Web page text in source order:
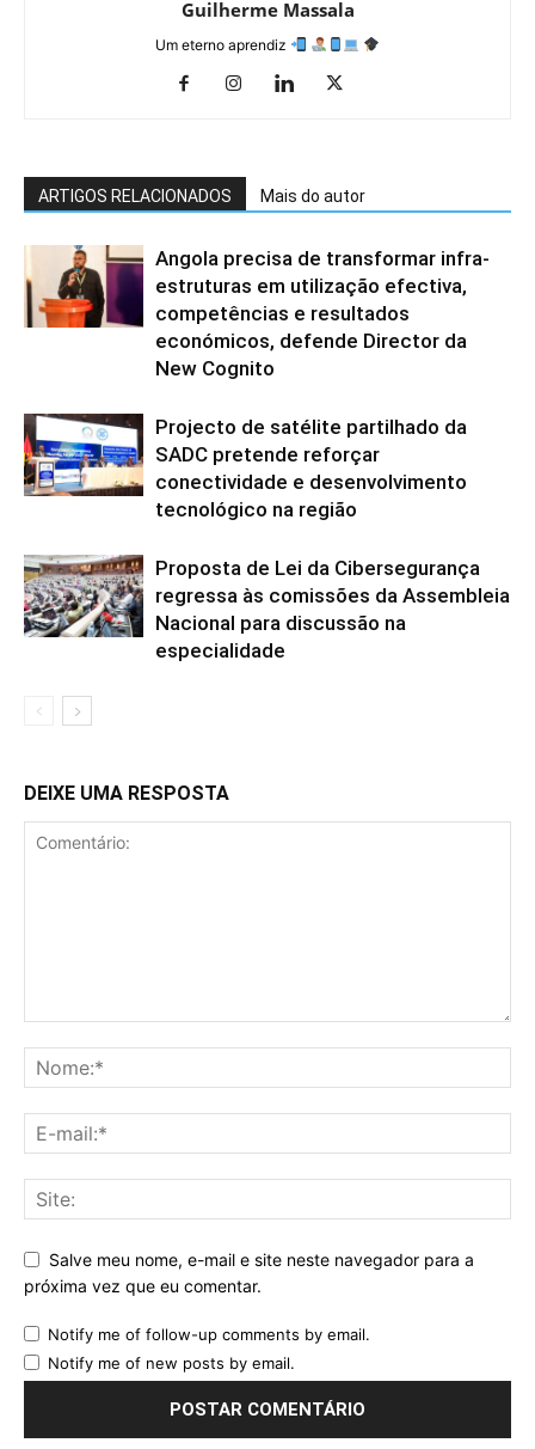
Guilherme Massala
Um eterno aprendiz
ARTIGOS RELACIONADOS Mais do autor
Angola precisa de transformar infra-
estruturas em utilização efectiva,
competências e resultados
económicos, defende Director da
New Cognito
Projecto de satélite partilhado da
SADC pretende reforçar
conectividade e desenvolvimento
tecnológico na região
Proposta de Lei da Cibersegurança
regressa às comissões da Assembleia
Nacional para discussão na
especialidade
DEIXE UMA RESPOSTA
Salve meu nome, e-mail e site neste navegador para a
próxima vez que eu comentar.
Notify me of follow-up comments by email.
Notify me of new posts by email.